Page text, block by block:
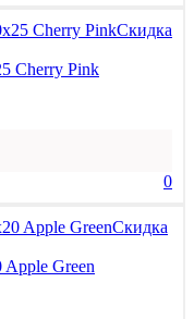
Скидка
Cherry Pink
0
Скидка
Green